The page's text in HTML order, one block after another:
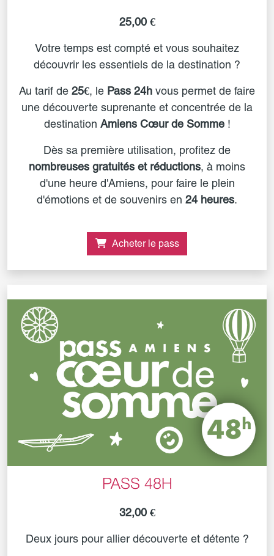
25,00 €
Votre temps est compté et vous souhaitez
découvrir les essentiels de la destination ?
Au tarif de 25€, le Pass 24h vous permet de faire
une découverte suprenante et concentrée de la
destination Amiens Cœur de Somme!
Dès sa première utilisation, profitez de
nombreuses gratuités et réductions, à moins
d'une heure d'Amiens, pour faire le plein
d'émotions et de souvenirs en 24 heures.
Acheter le pass
PASS 48H
32,00 €
Deux jours pour allier découverte et détente ?